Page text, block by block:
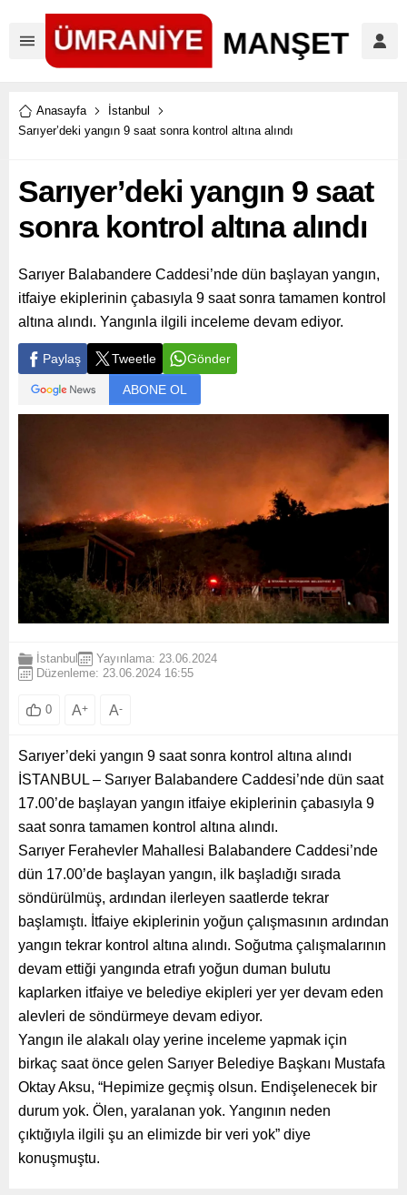
Anasayfa
İstanbul
Sarıyer’deki yangın 9 saat sonra kontrol altına alındı
Sarıyer’deki yangın 9 saat
sonra kontrol altına alındı
Sarıyer Balabandere Caddesi’nde dün başlayan yangın,
itfaiye ekiplerinin çabasıyla 9 saat sonra tamamen kontrol
altına alındı. Yangınla ilgili inceleme devam ediyor.
Paylaş Tweetle Gönder
ABONE OL
İstanbul
Yayınlama: 23.06.2024
Düzenleme: 23.06.2024 16:55
0 A+ A-
Sarıyer’deki yangın 9 saat sonra kontrol altına alındı
İSTANBUL – Sarıyer Balabandere Caddesi’nde dün saat
17.00’de başlayan yangın itfaiye ekiplerinin çabasıyla 9
saat sonra tamamen kontrol altına alındı.
Sarıyer Ferahevler Mahallesi Balabandere Caddesi’nde
dün 17.00’de başlayan yangın, ilk başladığı sırada
söndürülmüş, ardından ilerleyen saatlerde tekrar
başlamıştı. İtfaiye ekiplerinin yoğun çalışmasının ardından
yangın tekrar kontrol altına alındı. Soğutma çalışmalarının
devam ettiği yangında etrafı yoğun duman bulutu
kaplarken itfaiye ve belediye ekipleri yer yer devam eden
alevleri de söndürmeye devam ediyor.
Yangın ile alakalı olay yerine inceleme yapmak için
birkaç saat önce gelen Sarıyer Belediye Başkanı Mustafa
Oktay Aksu, “Hepimize geçmiş olsun. Endişelenecek bir
durum yok. Ölen, yaralanan yok. Yangının neden
çıktığıyla ilgili şu an elimizde bir veri yok” diye
konuşmuştu.